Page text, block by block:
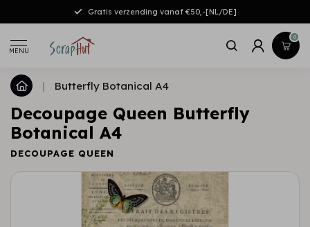
Gratis verzending vanaf €50,-[NL/DE]
MENU
0
| Butterfly Botanical A4
Decoupage Queen Butterfly
Botanical A4
DECOUPAGE QUEEN